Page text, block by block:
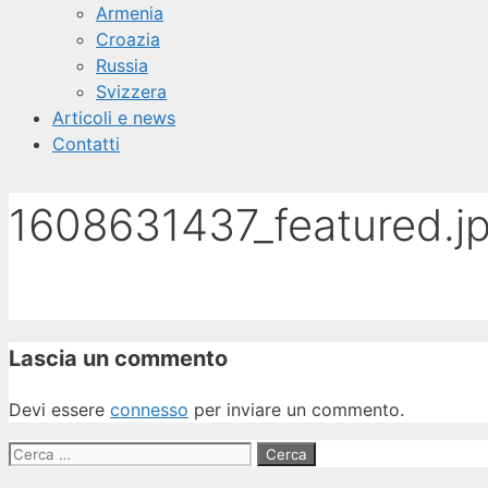
Armenia
Croazia
Russia
Svizzera
Articoli e news
Contatti
Lascia un commento
Devi essere connesso per inviare un commento.
Ricerca